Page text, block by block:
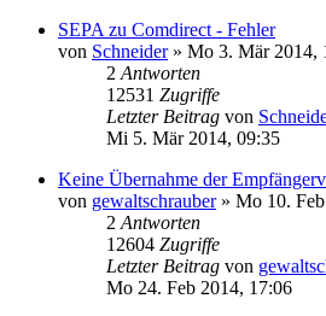
SEPA zu Comdirect - Fehler
von Schneider» Mo 3. Mär 2014,
2 Antworten
12531 Zugriffe
Letzter Beitrag von
Mi 5. Mär 2014, 09:35
Keine Übernahme der
von gewaltschrauber» Mo 10.
2 Antworten
12604 Zugriffe
Letzter Beitrag von
Mo 24. Feb 2014, 17:06